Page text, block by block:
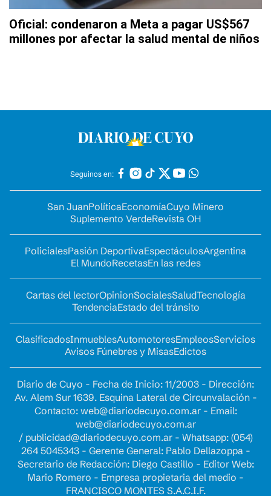
Oficial: condenaron a Meta a pagar US$567
millones por afectar la salud mental de niños
Seguinos en:
San JuanPolíticaEconomíaCuyo Minero
Suplemento VerdeRevista OH
PolicialesPasión DeportivaEspectáculosArgentina
El MundoRecetasEn las redes
Cartas del lectorOpinionSocialesSaludTecnología
TendenciaEstado del tránsito
ClasificadosInmueblesAutomotoresEmpleosServicios
Avisos Fúnebres y MisasEdictos
Diario de Cuyo - Fecha de Inicio: 11/2003 - Dirección:
Av. Alem Sur 1639. Esquina Lateral de Circunvalación -
Contacto: web@diariodecuyo.com.ar- Email:
web@diariodecuyo.com.ar
/ publicidad@diariodecuyo.com.ar- Whatsapp: (054)
264 5045343 - Gerente General: Pablo Dellazoppa -
Secretario de Redacción: Diego Castillo - Editor Web:
Mario Romero - Empresa propietaria del medio -
FRANCISCO MONTES S.A.C.I.F.